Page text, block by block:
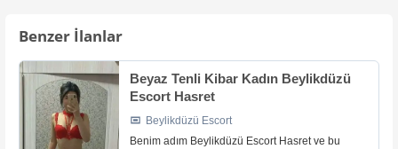
Benzer İlanlar
Beyaz Tenli Kibar Kadın Beylikdüzü
Escort Hasret
Beylikdüzü Escort
Benim adım Beylikdüzü Escort Hasret ve bu